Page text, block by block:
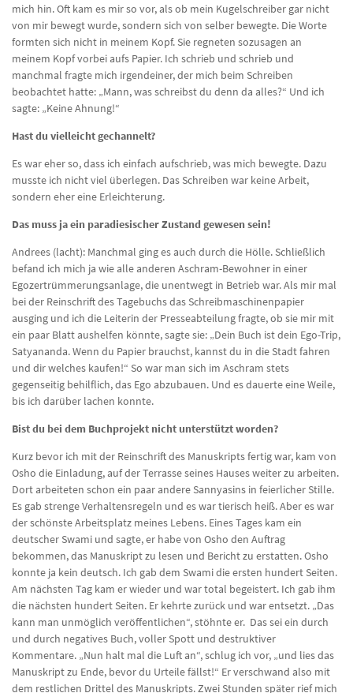
mich hin. Oft kam es mir so vor, als ob mein Kugelschreiber gar nicht
von mir bewegt wurde, sondern sich von selber bewegte. Die Worte
formten sich nicht in meinem Kopf. Sie regneten sozusagen an
meinem Kopf vorbei aufs Papier. Ich schrieb und schrieb und
manchmal fragte mich irgendeiner, der mich beim Schreiben
beobachtet hatte: „Mann, was schreibst du denn da alles?“ Und ich
sagte: „Keine Ahnung!“
Hast du vielleicht gechannelt?
Es war eher so, dass ich einfach aufschrieb, was mich bewegte. Dazu
musste ich nicht viel überlegen. Das Schreiben war keine Arbeit,
sondern eher eine Erleichterung.
Das muss ja ein paradiesischer Zustand gewesen sein!
Andrees (lacht): Manchmal ging es auch durch die Hölle. Schließlich
befand ich mich ja wie alle anderen Aschram-Bewohner in einer
Egozertrümmerungsanlage, die unentwegt in Betrieb war. Als mir mal
bei der Reinschrift des Tagebuchs das Schreibmaschinenpapier
ausging und ich die Leiterin der Presseabteilung fragte, ob sie mir mit
ein paar Blatt aushelfen könnte, sagte sie: „Dein Buch ist dein Ego-Trip,
Satyananda. Wenn du Papier brauchst, kannst du in die Stadt fahren
und dir welches kaufen!“ So war man sich im Aschram stets
gegenseitig behilflich, das Ego abzubauen. Und es dauerte eine Weile,
bis ich darüber lachen konnte.
Bist du bei dem Buchprojekt nicht unterstützt worden?
Kurz bevor ich mit der Reinschrift des Manuskripts fertig war, kam von
Osho die Einladung, auf der Terrasse seines Hauses weiter zu arbeiten.
Dort arbeiteten schon ein paar andere Sannyasins in feierlicher Stille.
Es gab strenge Verhaltensregeln und es war tierisch heiß. Aber es war
der schönste Arbeitsplatz meines Lebens. Eines Tages kam ein
deutscher Swami und sagte, er habe von Osho den Auftrag
bekommen, das Manuskript zu lesen und Bericht zu erstatten. Osho
konnte ja kein deutsch. Ich gab dem Swami die ersten hundert Seiten.
Am nächsten Tag kam er wieder und war total begeistert. Ich gab ihm
die nächsten hundert Seiten. Er kehrte zurück und war entsetzt. „Das
kann man unmöglich veröffentlichen“, stöhnte er. Das sei ein durch
und durch negatives Buch, voller Spott und destruktiver
Kommentare. „Nun halt mal die Luft an“, schlug ich vor, „und lies das
Manuskript zu Ende, bevor du Urteile fällst!“ Er verschwand also mit
dem restlichen Drittel des Manuskripts. Zwei Stunden später rief mich